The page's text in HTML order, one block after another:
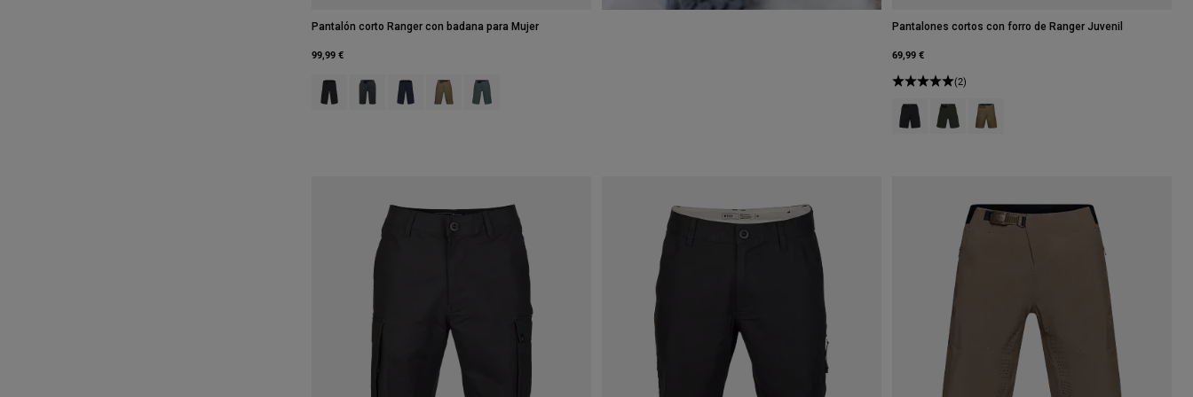
Pantalón corto Ranger con badana para Mujer
99,99 €
Product swatch type of Negro.
Product swatch type of Gris Sombra Oscuro.
Product swatch type of Azul medianoche.
Product swatch type of Verde militar.
Product swatch type of Verde salvia.
Pantalones cortos con forro de Ranger Juvenil
69,99 €
(2)
Product swatch type of Negro.
Product swatch type of Verde Hiedra.
Product swatch type of Verde militar.